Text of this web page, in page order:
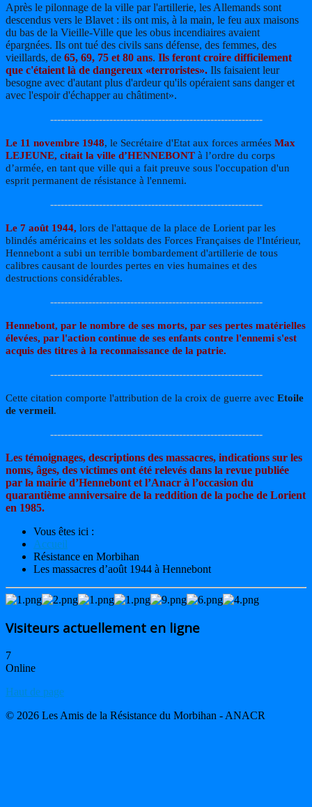
Après le pilonnage de la ville par l'artillerie, les Allemands sont
descendus vers le Blavet : ils ont mis, à la main, le feu aux maisons
du bas de la Vieille-Ville que les obus incendiaires avaient
épargnées. Ils ont tué des civils sans défense, des femmes, des
vieillards, de 65, 69, 75 et 80 ans. Ils feront croire difficilement
que c'étaient là de dangereux «terroristes». Ils faisaient leur
besogne avec d'autant plus d'ardeur qu'ils opéraient sans danger et
avec l'espoir d'échapper au châtiment».
-------------------------------------------------------------
Le 11 novembre 1948, le Secrétaire d'Etat aux forces armées Max
LEJEUNE, citait la ville d’HENNEBONT à l’ordre du corps
d’armée, en tant que ville qui a fait preuve sous l'occupation d'un
esprit permanent de résistance à l'ennemi.
-------------------------------------------------------------
Le 7 août 1944, lors de l'attaque de la place de Lorient par les
blindés américains et les soldats des Forces Françaises de l'Intérieur,
Hennebont a subi un terrible bombardement d'artillerie de tous
calibres causant de lourdes pertes en vies humaines et des
destructions considérables.
-------------------------------------------------------------
Hennebont, par le nombre de ses morts, par ses pertes matérielles
élevées, par l'action continue de ses enfants contre l'ennemi s'est
acquis des titres à la reconnaissance de la patrie.
-------------------------------------------------------------
Cette citation comporte l'attribution de la croix de guerre avec Etoile
de vermeil.
-------------------------------------------------------------
Les témoignages, descriptions des massacres, indications sur les
noms, âges, des victimes ont été relevés dans la revue publiée
par la mairie d’Hennebont et l’Anacr à l’occasion du
quarantième anniversaire de la reddition de la poche de Lorient
en 1985.
Vous êtes ici :
Accueil
Résistance en Morbihan
Les massacres d’août 1944 à Hennebont
Visiteurs actuellement en ligne
7
Online
Haut de page
© 2026 Les Amis de la Résistance du Morbihan - ANACR